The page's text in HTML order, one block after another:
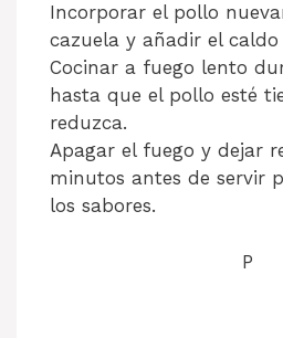
Incorporar el pollo
cazuela y añadir el
Cocinar a fuego lento
hasta que el pollo esté
reduzca.
Apagar el fuego y dejar
minutos antes de servir
los sabores.
P